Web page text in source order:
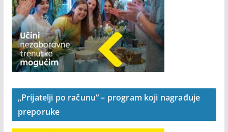
„Prijatelji po računu“ – program koji nagrađuje
preporuke